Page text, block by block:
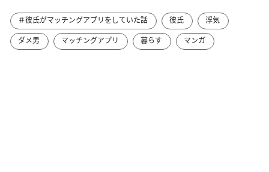
＃彼氏がマッチングアプリをしていた話 彼氏
浮気
ダメ男
マッチングアプリ 暮らす マンガ